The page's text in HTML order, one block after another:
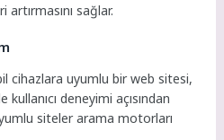
sağlar.
cihazlara uyumlu bir web sitesi,
kullanıcı deneyimi açısından
siteler arama motorları